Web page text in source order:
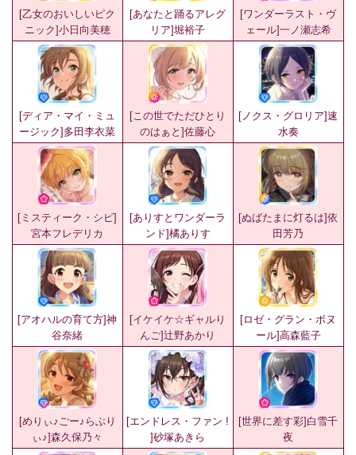
[乙女のおいしいピク
ニック]小日向美穂
[あなたと踊るアレグ
リア]堀裕子
[ワンダーラスト・ヴ
ェール]一ノ瀬志希
[ディア・マイ・ミュ
ージック]多田李衣菜
[この世でただひとり
のはぁと]佐藤心
[ノクス・グロリア]速
水奏
[ミスティーク・シピ]
宮本フレデリカ
[ありすとワンダーラ
ンド]橘ありす
[ぬばたまに灯るは]依
田芳乃
[アオハルの育て方]神
谷奈緒
[イケイケ☆ギャルり
んご]辻野あかり
[ロゼ・グラン・ボヌ
ール]高森藍子
[めりぃ♪ごー♪らぶり
ぃ♪]森久保乃々
[エンドレス・ファン !
]砂塚あきら
[世界に差す彩]白雪千
夜